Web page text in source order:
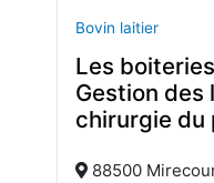
Bovin laitier
Les
Gestion des
chirurgie du
88500